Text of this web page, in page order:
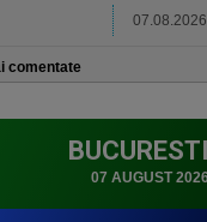
07.08.2026
comentate